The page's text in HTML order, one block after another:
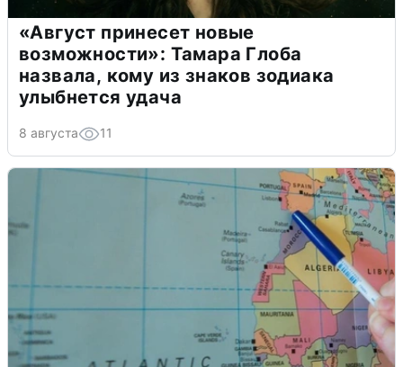
«Август принесет новые
возможности»: Тамара Глоба
назвала, кому из знаков зодиака
улыбнется удача
8 августа 11